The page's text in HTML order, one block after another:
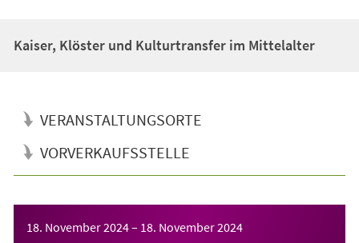
Kaiser, Klöster und Kulturtransfer im Mittelalter
VERANSTALTUNGSORTE
VORVERKAUFSSTELLE
18. November 2024– 18. November 2024